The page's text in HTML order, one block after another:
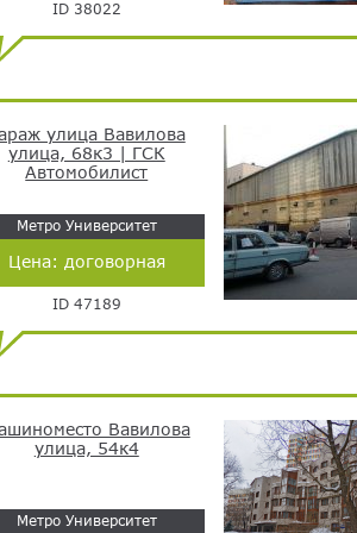
ID 38022
улица Вавилова
улица, 68к3 | ГСК
Автомобилист
Метро Университет
Цена: договорная
ID 47189
Вавилова
улица, 54к4
Метро Университет